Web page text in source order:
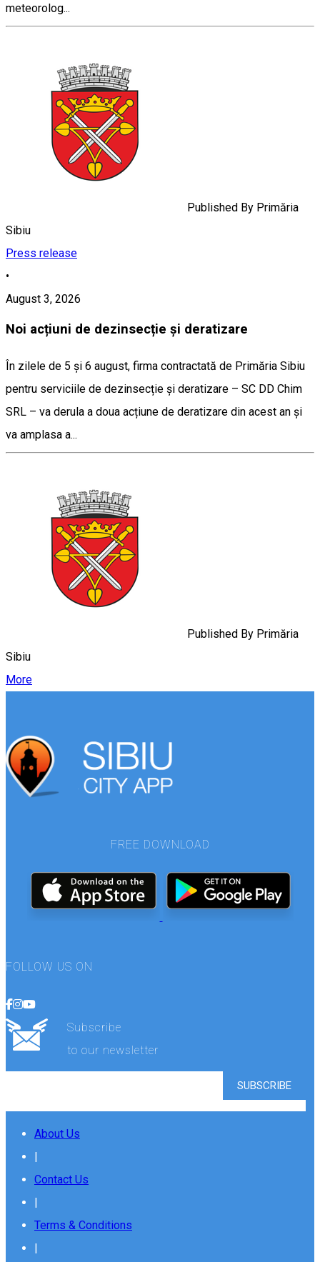
meteorolog...
Published By Primăria
Sibiu
Press release
•
August 3, 2026
Noi acțiuni de dezinsecție și deratizare
În zilele de 5 și 6 august, firma contractată de Primăria Sibiu
pentru serviciile de dezinsecție și deratizare – SC DD Chim
SRL – va derula a doua acțiune de deratizare din acest an și
va amplasa a...
Published By Primăria
Sibiu
More
FREE DOWNLOAD
FOLLOW US ON
Subscribe
to our newsletter
About Us
|
Contact Us
|
Terms & Conditions
|